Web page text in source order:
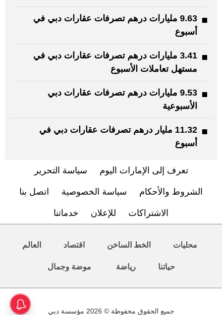
9.63 مليارات درهم تصرفات عقارات دبي في
أسبوع
3.41 مليارات درهم تصرفات عقارات دبي في
مستهل تعاملات الأسبوع
9.53 مليارات درهم تصرفات عقارات دبي
الأسبوعية
11.32 مليار درهم تصرفات عقارات دبي في
أسبوع
تعرف إلى الإمارات اليوم سياسة التحرير
الشروط والأحكام سياسة الخصوصية اتصل بنا
الاشتراكات للإعلان خدماتنا
محليات الخط الساخن اقتصاد العالم
حياتنا رياضة موضة وجمال
جميع الحقوق محفوظة © 2026 مؤسسة دبي